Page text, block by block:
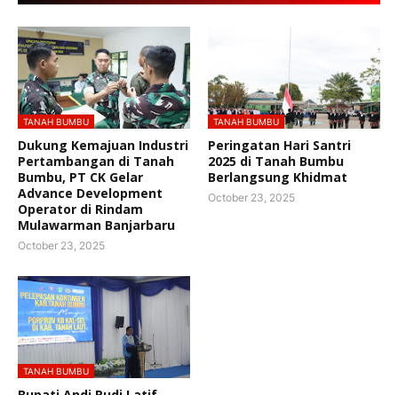
TANAH BUMBU
Dukung Kemajuan Industri
Pertambangan di Tanah
Bumbu, PT CK Gelar
Advance Development
Operator di Rindam
Mulawarman Banjarbaru
October 23, 2025
TANAH BUMBU
Peringatan Hari Santri
2025 di Tanah Bumbu
Berlangsung Khidmat
October 23, 2025
TANAH BUMBU